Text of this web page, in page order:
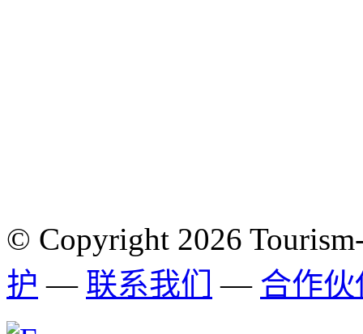
© Copyright 2026
护 — 联系我们 — 合作伙